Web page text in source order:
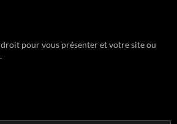
pour vous présenter et votre site ou